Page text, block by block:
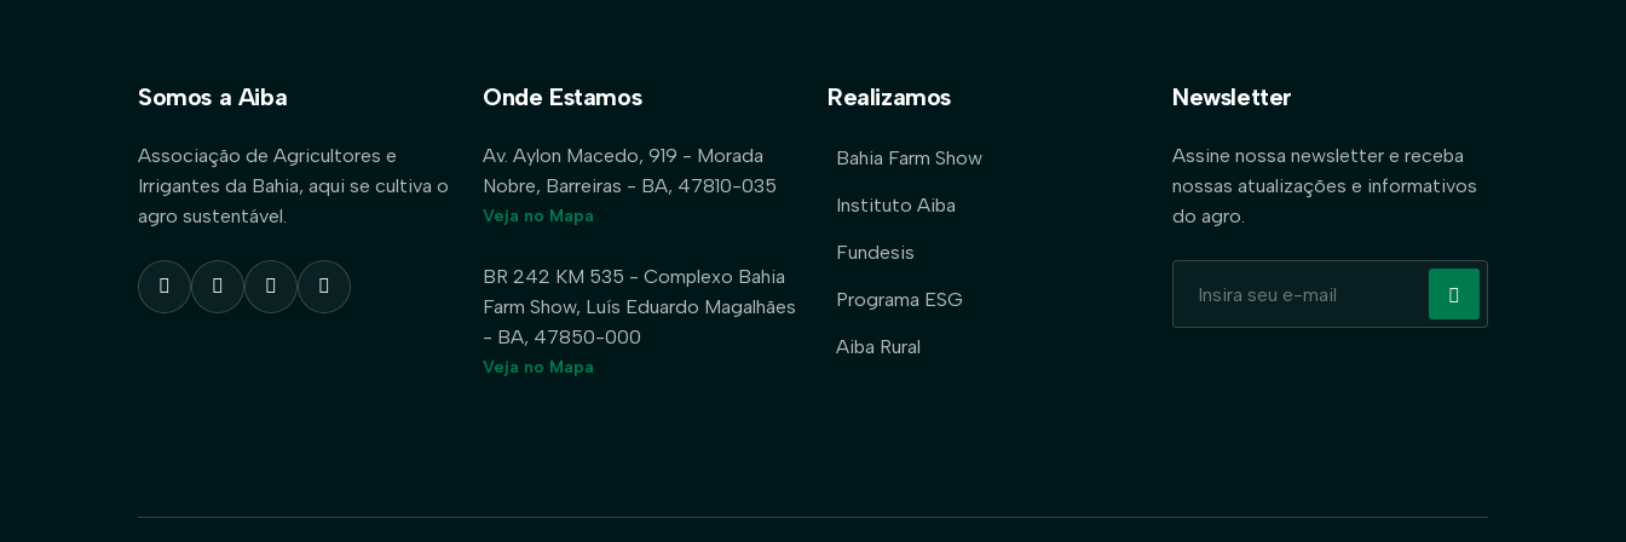
Somos a Aiba
Associação de Agricultores e
Irrigantes da Bahia, aqui se cultiva o
agro sustentável.
Onde Estamos
Av. Aylon Macedo, 919 - Morada
Nobre, Barreiras - BA, 47810-035
Veja no Mapa
BR 242 KM 535 - Complexo Bahia
Farm Show, Luís Eduardo Magalhães
- BA, 47850-000
Veja no Mapa
Realizamos
Bahia Farm Show
Instituto Aiba
Fundesis
Programa ESG
Aiba Rural
Newsletter
Assine nossa newsletter e receba
nossas atualizações e informativos
do agro.